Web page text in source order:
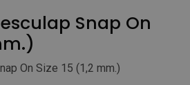
Snap On
On Size 15 (1,2 mm.)